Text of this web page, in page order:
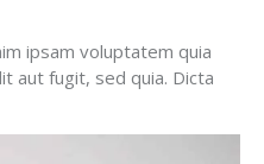
ipsam voluptatem quia
aut fugit, sed quia. Dicta